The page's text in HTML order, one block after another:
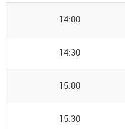
14:00
14:30
15:00
15:30